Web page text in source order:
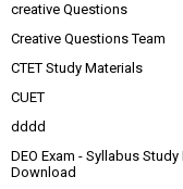
creative Questions
Creative Questions Team
CTET Study Materials
CUET
dddd
DEO Exam - Syllabus
Download